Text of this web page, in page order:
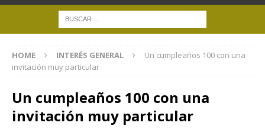
HOME INTERÉS GENERAL
Un cumpleaños 100 con una
invitación muy particular
Un cumpleaños 100 con una
invitación muy particular